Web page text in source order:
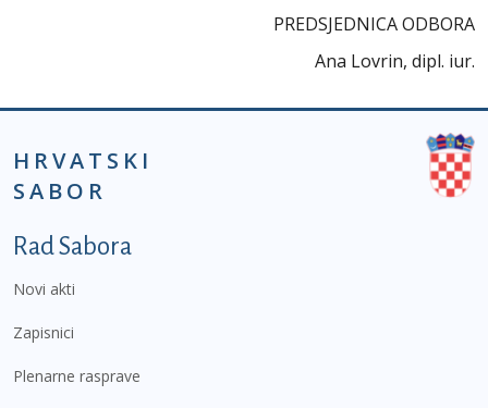
PREDSJEDNICA ODBORA
Ana Lovrin, dipl. iur.
HRVATSKI
SABOR
Podnožje prvi izbornik
Rad Sabora
Novi akti
Zapisnici
Plenarne rasprave